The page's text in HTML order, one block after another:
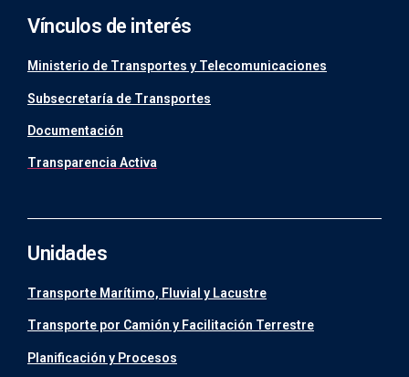
Vínculos de interés
Ministerio de Transportes y Telecomunicaciones
Subsecretaría de Transportes
Documentación
Transparencia Activa
Unidades
Transporte Marítimo, Fluvial y Lacustre
Transporte por Camión y Facilitación Terrestre
Planificación y Procesos